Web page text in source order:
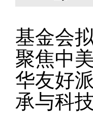
基金会
聚焦中
华友好
承与科